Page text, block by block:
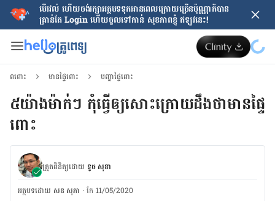
បើរវល់ ហើយចង់​រក្សាអត្ថបទទុកអានពេលក្រោយ​ច្រើនប៉ុណ្ណាក៏បាន
គ្រាន់តែ​ Login ហើយចូលទៅកាន់ សុខភាពខ្ញុំ ឥឡូវនេះ!
ពពោះ មានផ្ទៃពោះ បញ្ហាផ្ទៃពោះ
៥​យ៉ាងម៉ាក់ៗ កុំ​ធ្វើ​ឲ្យ​សោះ​ក្រោយ​ដឹង​ថា​មាន​ផ្ទៃ​
ពោះ
ត្រួតពិនិត្យដោយ ទូច សុខា
អត្ថបទ​ដោយ សន សុភា ·កែ 11/05/2020